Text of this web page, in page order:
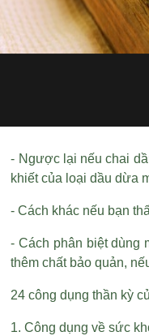
- Ngược lại nếu chai
khiết của loại dầu dừa
- Cách khác nếu bạn
- Cách phân biệt dùng
thêm chất bảo quản,
24 công dụng thần kỳ
1. Công dụng về sức